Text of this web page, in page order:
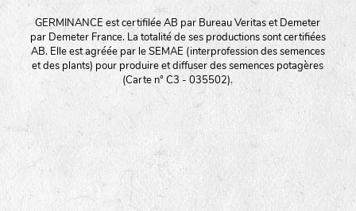
GERMINANCE est certifilée AB par Bureau Veritas et Demeter
par Demeter France. La totalité de ses productions sont certifiées
AB. Elle est agréée par le SEMAE (interprofession des semences
et des plants) pour produire et diffuser des semences potagères
(Carte n° C3 - 035502).